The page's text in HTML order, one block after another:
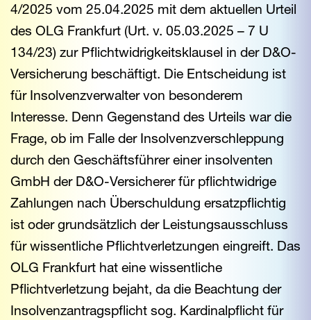
4/2025 vom 25.04.2025 mit dem aktuellen Urteil
des OLG Frankfurt (Urt. v. 05.03.2025 – 7 U
134/23) zur Pflichtwidrigkeitsklausel in der D&O-
Versicherung beschäftigt. Die Entscheidung ist
für Insolvenzverwalter von besonderem
Interesse. Denn Gegenstand des Urteils war die
Frage, ob im Falle der Insolvenzverschleppung
durch den Geschäftsführer einer insolventen
GmbH der D&O-Versicherer für pflichtwidrige
Zahlungen nach Überschuldung ersatzpflichtig
ist oder grundsätzlich der Leistungsausschluss
für wissentliche Pflichtverletzungen eingreift. Das
OLG Frankfurt hat eine wissentliche
Pflichtverletzung bejaht, da die Beachtung der
Insolvenzantragspflicht sog. Kardinalpflicht für